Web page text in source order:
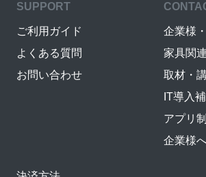
SUPPORT
ご利用ガイド
よくある質問
お問い合わせ
企業様
家具関
取材・
IT導入
アプリ
企業様